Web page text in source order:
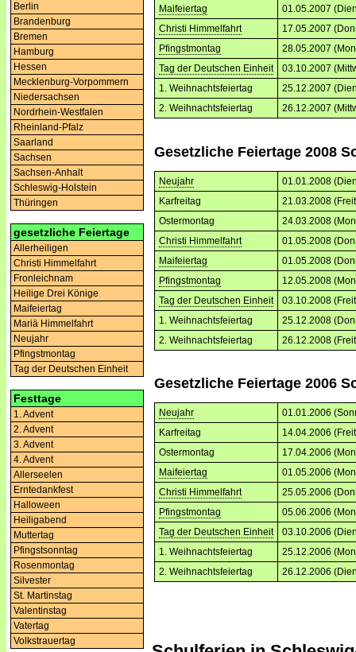
Berlin
Brandenburg
Bremen
Hamburg
Hessen
Mecklenburg-Vorpommern
Niedersachsen
Nordrhein-Westfalen
Rheinland-Pfalz
Saarland
Sachsen
Sachsen-Anhalt
Schleswig-Holstein
Thüringen
gesetzliche Feiertage
Allerheiligen
Christi Himmelfahrt
Fronleichnam
Heilige Drei Könige
Maifeiertag
Mariä Himmelfahrt
Neujahr
Pfingstmontag
Tag der Deutschen Einheit
Festtage
1. Advent
2. Advent
3. Advent
4. Advent
Allerseelen
Erntedankfest
Halloween
Heiligabend
Muttertag
Pfingstsonntag
Rosenmontag
Silvester
St. Martinstag
Valentinstag
Vatertag
Volkstrauertag
Maifeiertag
01.05.2007
Christi Himmelfahrt
17.05.2007
Pfingstmontag
28.05.2007
Tag der Deutschen Einheit
03.10.2007
1. Weihnachtsfeiertag
25.12.2007
2. Weihnachtsfeiertag
26.12.2007
Gesetzliche Feiertage 2008
Neujahr
01.01.2008
Karfreitag
21.03.2008
Ostermontag
24.03.2008
Christi Himmelfahrt
01.05.2008
Maifeiertag
01.05.2008
Pfingstmontag
12.05.2008
Tag der Deutschen Einheit
03.10.2008
1. Weihnachtsfeiertag
25.12.2008
2. Weihnachtsfeiertag
26.12.2008
Gesetzliche Feiertage 2006
Neujahr
01.01.2006
Karfreitag
14.04.2006
Ostermontag
17.04.2006
Maifeiertag
01.05.2006
Christi Himmelfahrt
25.05.2006
Pfingstmontag
05.06.2006
Tag der Deutschen Einheit
03.10.2006
1. Weihnachtsfeiertag
25.12.2006
2. Weihnachtsfeiertag
26.12.2006